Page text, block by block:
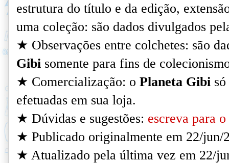
estrutura do título e da edição,
uma coleção: são dados divulgados
★ Observações entre colchetes: são
Gibi somente para fins de
★ Comercialização: o Planeta Gibi
efetuadas em sua loja.
★ Dúvidas e sugestões: escreva para
★ Publicado originalmente em 22/jun/
★ Atualizado pela última vez em 22/